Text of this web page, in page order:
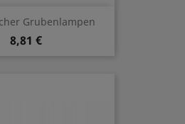
Grubenlampen
8,81 €